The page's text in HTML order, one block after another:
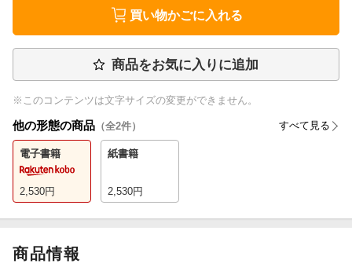
買い物かごに入れる
商品をお気に入りに追加
※このコンテンツは文字サイズの変更ができません。
他の形態の商品 （全2件） すべて見る
電子書籍
2,530円
紙書籍
2,530円
商品情報